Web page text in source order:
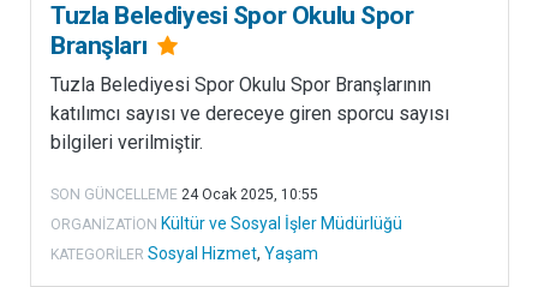
Tuzla Belediyesi Spor Okulu Spor
Branşları
Tuzla Belediyesi Spor Okulu Spor Branşlarının
katılımcı sayısı ve dereceye giren sporcu sayısı
bilgileri verilmiştir.
SON GÜNCELLEME 24 Ocak 2025, 10:55
ORGANIZATION Kültür ve Sosyal İşler Müdürlüğü
KATEGORILER Sosyal Hizmet, Yaşam